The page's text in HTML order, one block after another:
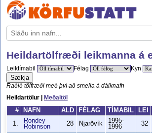
Heildartölfræði leikmanna á
Leiktímabil Félag Kyn
Sækja
Raðið tölfræði með því að smella á dálknafn
Heildartölur |
Meðaltöl
#
NAFN ALD FÉLAG TÍMABIL LEI
1.
Rondey
Robinson
28 Njarðvík
1995-
1996
32